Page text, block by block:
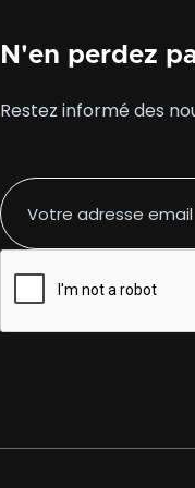
N'en perdez
Restez informé des